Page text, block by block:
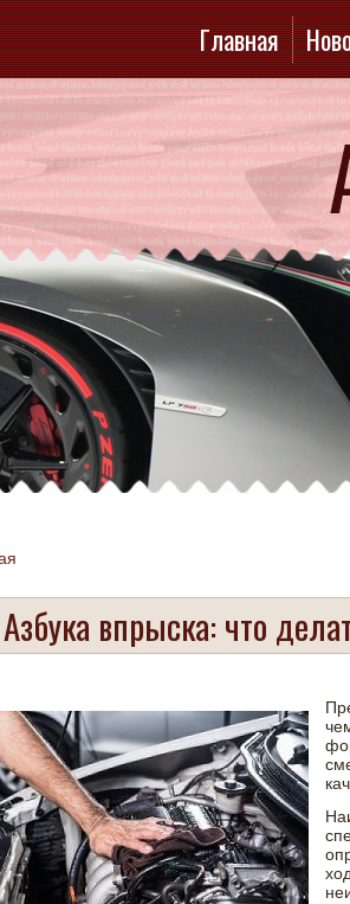
Главная
Азбука впрыска: что